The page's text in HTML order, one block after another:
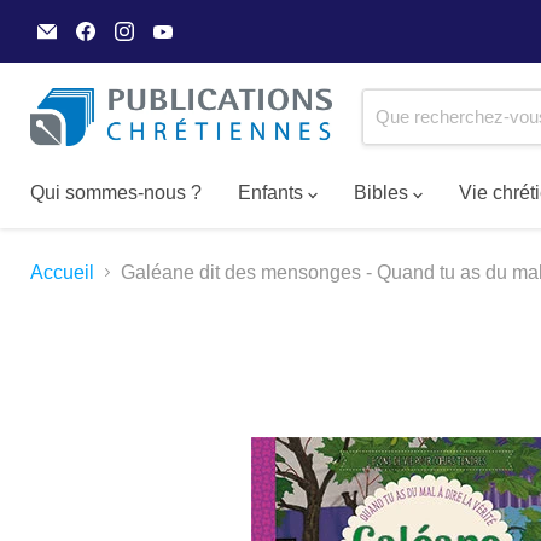
Email
Publications
Chrétiennes
Trouvez-
nous
sur
Facebook
Trouvez-
nous
sur
Instagram
sur
YouTube
Qui sommes-nous ? Enfants Bibles Vie
Accueil Galéane dit des mensonges - Quand tu as du